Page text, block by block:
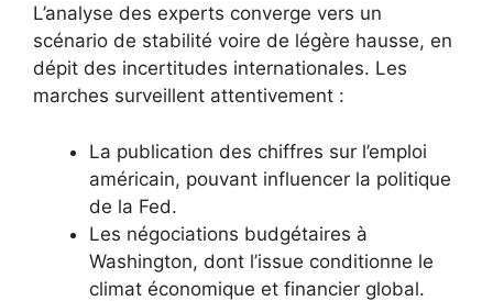
L’analyse des experts converge vers un
scénario de stabilité voire de légère hausse, en
dépit des incertitudes internationales. Les
marches surveillent attentivement :
La publication des chiffres sur l’emploi
américain, pouvant influencer la politique
de la Fed.
Les négociations budgétaires à
Washington, dont l’issue conditionne le
climat économique et financier global.